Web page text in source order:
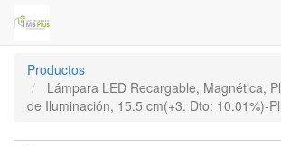
Productos
Lámpara LED Recargable, Magnética,
de Iluminación, 15.5 cm(+3. Dto: 10.01%)-